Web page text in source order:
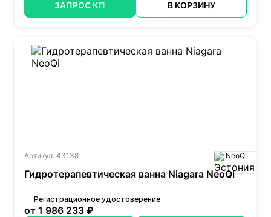
ЗАПРОС КП В КОРЗИНУ
Артикул: 43138 NeoQi
Гидротерапевтическая ванна Niagara NeoQi
Регистрационное удостоверение
от 1 986 233 ₽